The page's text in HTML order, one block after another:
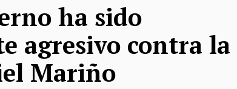
ha sido
agresivo contra la
Mariño